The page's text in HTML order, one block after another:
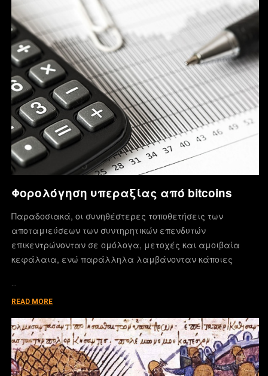
READ MORE
Φορολόγηση υπεραξίας από bitcoins
Παραδοσιακά, οι συνηθέστερες τοποθετήσεις των
αποταμιεύσεων των συντηρητικών επενδυτών
επικεντρώνονταν σε ομόλογα, μετοχές και αμοιβαία
κεφάλαια, ενώ παράλληλα λαμβάνονταν κάποιες
…
READ MORE